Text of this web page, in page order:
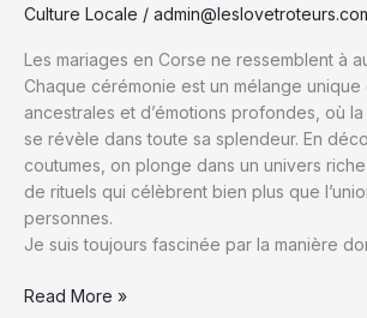
Culture Locale /
Les mariages en Corse ne ressemblent à
Chaque cérémonie est un mélange unique
ancestrales et d’émotions profondes, où
se révèle dans toute sa splendeur. En
coutumes, on plonge dans un univers
de rituels qui célèbrent bien plus que
personnes.
Je suis toujours fascinée par la manière
Coutumes
Read More »